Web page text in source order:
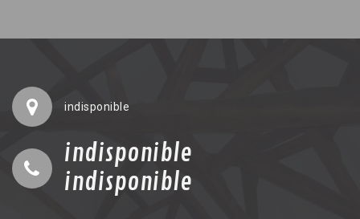
indisponible
indisponible
indisponible